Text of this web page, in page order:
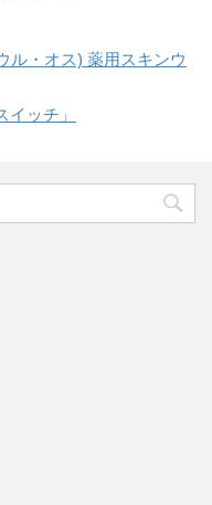
ル・オス) 薬用スキンウ
ッチ」